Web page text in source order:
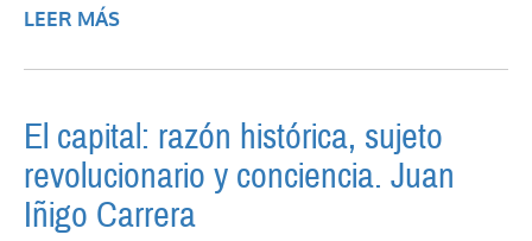
LEER MÁS
El capital: razón histórica, sujeto
revolucionario y conciencia. Juan
Iñigo Carrera